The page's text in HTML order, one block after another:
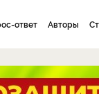
ответ Авторы